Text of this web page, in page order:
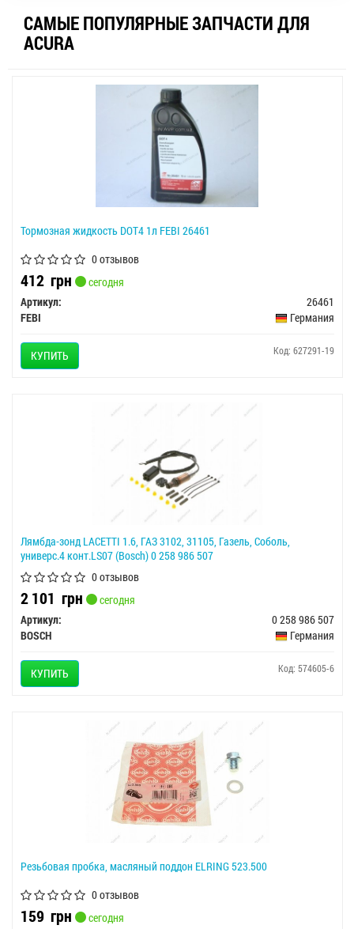
САМЫЕ ПОПУЛЯРНЫЕ ЗАПЧАСТИ ДЛЯ
ACURA
Тормозная жидкость DOT4 1л FEBI 26461
0 отзывов
412 грн
сегодня
Артикул:
26461
FEBI
Германия
КУПИТЬ Код: 627291-19
Лямбда-зонд LACETTI 1.6, ГАЗ 3102, 31105, Газель, Соболь,
универс.4 конт.LS07 (Bosch) 0 258 986 507
0 отзывов
2 101 грн
сегодня
Артикул:
0 258 986 507
BOSCH
Германия
КУПИТЬ Код: 574605-6
Резьбовая пробка, масляный поддон ELRING 523.500
0 отзывов
159 грн
сегодня